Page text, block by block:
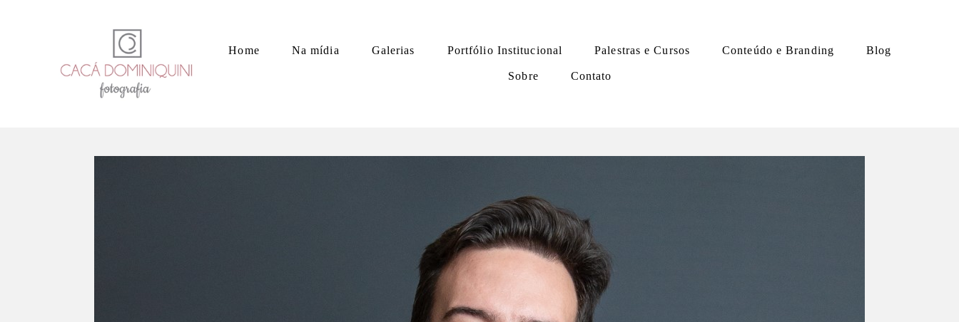
Home Na mídia Galerias Portfólio Institucional Palestras e Cursos Conteúdo e Branding Blog
Sobre Contato